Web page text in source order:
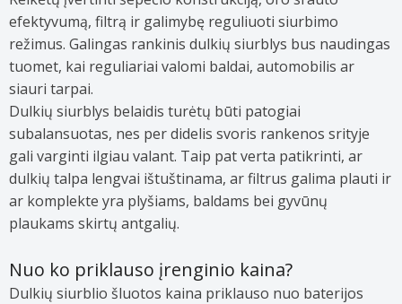
efektyvumą, filtrą ir galimybę reguliuoti siurbimo
režimus. Galingas rankinis dulkių siurblys bus naudingas
tuomet, kai reguliariai valomi baldai, automobilis ar
siauri tarpai.
Dulkių siurblys belaidis turėtų būti patogiai
subalansuotas, nes per didelis svoris rankenos srityje
gali varginti ilgiau valant. Taip pat verta patikrinti, ar
dulkių talpa lengvai ištuštinama, ar filtrus galima plauti ir
ar komplekte yra plyšiams, baldams bei gyvūnų
plaukams skirtų antgalių.
Nuo ko priklauso įrenginio kaina?
Dulkių siurblio šluotos kaina priklauso nuo baterijos